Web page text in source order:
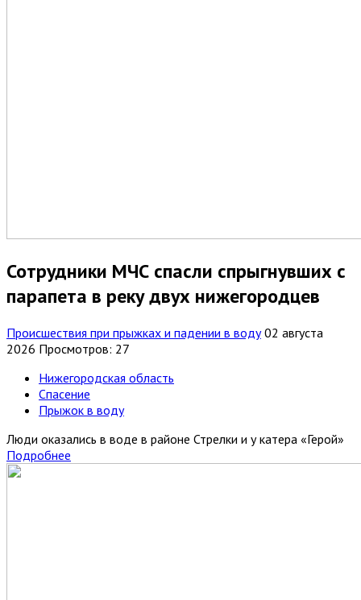
Сотрудники МЧС спасли спрыгнувших с
парапета в реку двух нижегородцев
Происшествия при прыжках и падении в воду 02 августа
2026 Просмотров: 27
Нижегородская область
Спасение
Прыжок в воду
Люди оказались в воде в районе Стрелки и у катера «Герой»
Подробнее